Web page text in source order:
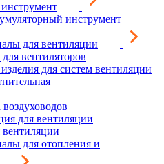
инструмент
для вентиляции
вентиляторов
для систем вентиляции
для вентиляции
для отопления и